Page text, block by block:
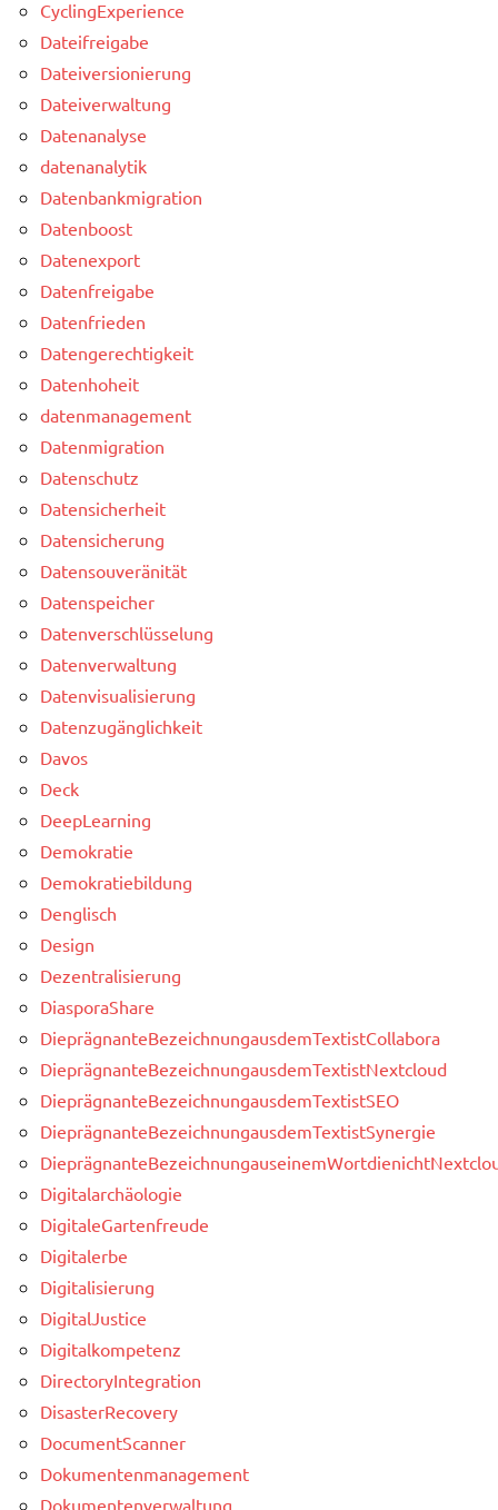
CyclingExperience
Dateifreigabe
Dateiversionierung
Dateiverwaltung
Datenanalyse
datenanalytik
Datenbankmigration
Datenboost
Datenexport
Datenfreigabe
Datenfrieden
Datengerechtigkeit
Datenhoheit
datenmanagement
Datenmigration
Datenschutz
Datensicherheit
Datensicherung
Datensouveränität
Datenspeicher
Datenverschlüsselung
Datenverwaltung
Datenvisualisierung
Datenzugänglichkeit
Davos
Deck
DeepLearning
Demokratie
Demokratiebildung
Denglisch
Design
Dezentralisierung
DiasporaShare
DieprägnanteBezeichnungausdemTextistCollabora
DieprägnanteBezeichnungausdemTextistNextcloud
DieprägnanteBezeichnungausdemTextistSEO
DieprägnanteBezeichnungausdemTextistSynergie
Digitalarchäologie
DigitaleGartenfreude
Digitalerbe
Digitalisierung
DigitalJustice
Digitalkompetenz
DirectoryIntegration
DisasterRecovery
DocumentScanner
Dokumentenmanagement
Dokumentenverwaltung